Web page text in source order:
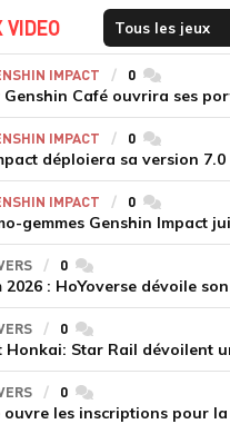
IMPACT 0commentaires
IMPACT 0commentaires
IMPACT 0commentaires
0commentaires
0commentaires
0commentaires